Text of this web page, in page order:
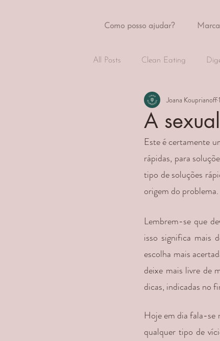
Como posso ajudar?
All Posts Clean Eating
A
Joana Kouprianoff
Este é certamente
rápidas, para
tipo de soluções
origem do problema.
Lembrem-se que
isso significa mais
escolha mais
deixe mais livre de
dicas, indicadas no
Hoje em dia fala-se
qualquer tipo de